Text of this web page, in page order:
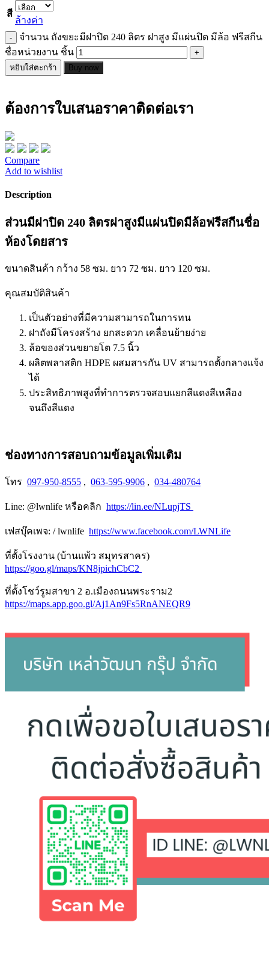
สี
ล้างค่า
จำนวน ถังขยะมีฝาปิด 240 ลิตร ฝาสูง มีแผ่นปิด มีล้อ ฟรีสกีน
ชื่อหน่วยงาน ชิ้น
หยิบใส่ตะกร้า Buy now
ต้องการใบเสนอราคาติดต่อเรา
Compare
Add to wishlist
Description
ส่วนมีฝาปิด 240 ลิตรฝาสูงมีแผ่นปิดมีล้อฟรีสกีนชื่อ
ห้องโดยสาร
ขนาดสินค้า กว้าง 58 ซม. ยาว 72 ซม. ยาว 120 ซม.
คุณสมบัติสินค้า
เป็นตัวอย่างที่มีความสามารถในการทน
ฝาถังมีโครงสร้าง ยกสะดวก เคลื่อนย้ายง่าย
ล้อของส่วนขยายโต 7.5 นิ้ว
ผลิตพลาสติก HDPE ผสมสารกัน UV สามารถตั้งกลางแจ้ง
ได้
ประสิทธิภาพสูงที่ทำการตรวจสอบแยกสีแดงสีเหลือง
จนถึงสีแดง
ช่องทางการสอบถามข้อมูลเพิ่มเติม
โทร 097-950-8555 , 063-595-9906 , 034-480764
Line: @lwnlife หรือคลิก https://lin.ee/NLupjTS
เฟสบุ๊คเพจ: / lwnlife https://www.facebook.com/LWNLife
ที่ตั้งโรงงาน (บ้านแพ้ว สมุทรสาคร)
https://goo.gl/maps/KN8jpichCbC2
ที่ตั้งโชว์รูมสาขา 2 อ.เมืองถนนพระราม2
https://maps.app.goo.gl/Aj1An9Fs5RnANEQR9